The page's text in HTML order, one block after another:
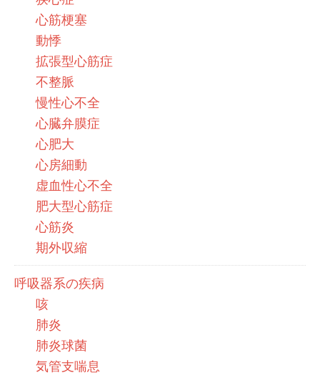
心筋梗塞
動悸
拡張型心筋症
不整脈
慢性心不全
心臓弁膜症
心肥大
心房細動
虚血性心不全
肥大型心筋症
心筋炎
期外収縮
呼吸器系の疾病
咳
肺炎
肺炎球菌
気管支喘息